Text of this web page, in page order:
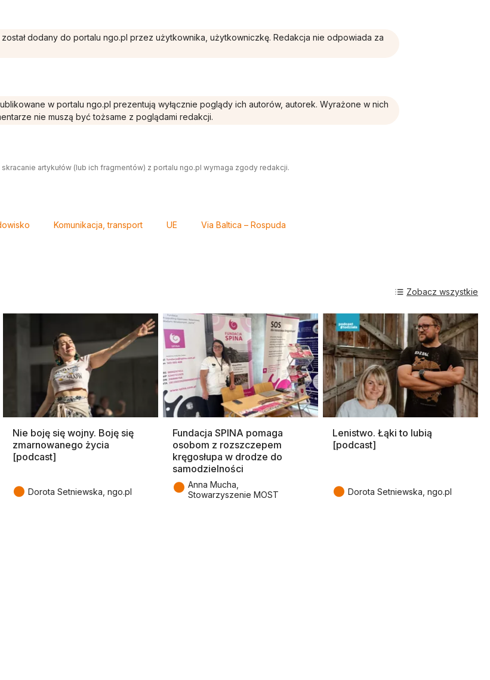
został dodany do portalu ngo.pl przez użytkownika, użytkowniczkę. Redakcja nie odpowiada za
w portalu ngo.pl prezentują wyłącznie poglądy ich autorów, autorek. Wyrażone w nich
nie muszą być tożsame z poglądami redakcji.
artykułów (lub ich fragmentów) z portalu ngo.pl wymaga zgody redakcji.
Komunikacja, transport UE Via Baltica – Rospuda
Nie boję się wojny. Boję się
zmarnowanego życia
[podcast]
● Dorota Setniewska, ngo.pl
Fundacja SPINA pomaga
osobom z rozszczepem
kręgosłupa w drodze do
samodzielności
● Anna Mucha,
Stowarzyszenie MOST
Lenistwo. Łąki to lubią
[podcast]
● Dorota Setniewska, ngo.pl
Zobacz wszystkie